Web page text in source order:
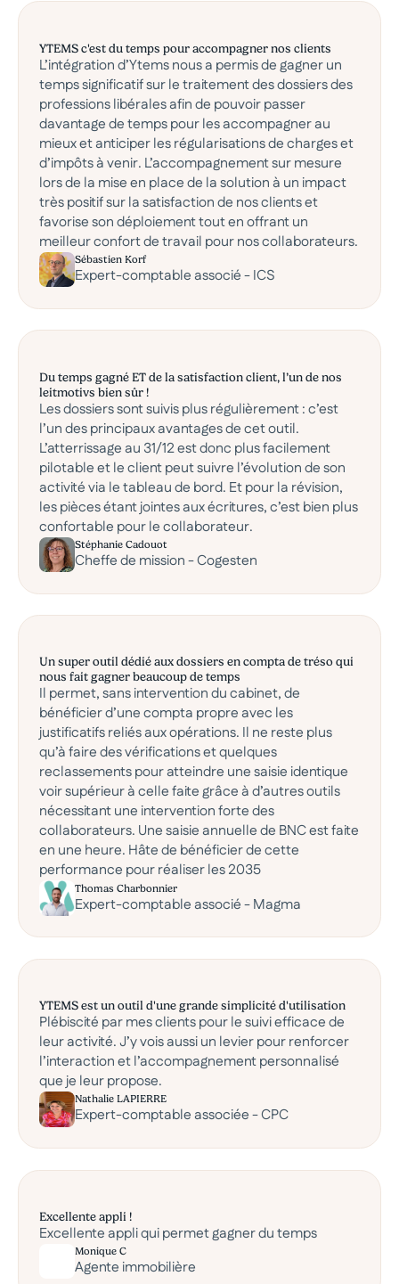
YTEMS c'est du temps pour accompagner nos clients
L’intégration d’Ytems nous a permis de gagner un
temps significatif sur le traitement des dossiers des
professions libérales afin de pouvoir passer
davantage de temps pour les accompagner au
mieux et anticiper les régularisations de charges et
d’impôts à venir. L’accompagnement sur mesure
lors de la mise en place de la solution à un impact
très positif sur la satisfaction de nos clients et
favorise son déploiement tout en offrant un
meilleur confort de travail pour nos collaborateurs.
Sébastien Korf
Expert-comptable associé - ICS
Du temps gagné ET de la satisfaction client, l’un de nos
leitmotivs bien sûr !
Les dossiers sont suivis plus régulièrement : c’est
l’un des principaux avantages de cet outil.
L’atterrissage au 31/12 est donc plus facilement
pilotable et le client peut suivre l’évolution de son
activité via le tableau de bord. Et pour la révision,
les pièces étant jointes aux écritures, c’est bien plus
confortable pour le collaborateur.
Stéphanie Cadouot
Cheffe de mission - Cogesten
Un super outil dédié aux dossiers en compta de tréso qui
nous fait gagner beaucoup de temps
Il permet, sans intervention du cabinet, de
bénéficier d’une compta propre avec les
justificatifs reliés aux opérations. Il ne reste plus
qu’à faire des vérifications et quelques
reclassements pour atteindre une saisie identique
voir supérieur à celle faite grâce à d’autres outils
nécessitant une intervention forte des
collaborateurs. Une saisie annuelle de BNC est faite
en une heure. Hâte de bénéficier de cette
performance pour réaliser les 2035
Thomas Charbonnier
Expert-comptable associé - Magma
YTEMS est un outil d'une grande simplicité d'utilisation
Plébiscité par mes clients pour le suivi efficace de
leur activité. J’y vois aussi un levier pour renforcer
l’interaction et l’accompagnement personnalisé
que je leur propose.
Nathalie LAPIERRE
Expert-comptable associée - CPC
Excellente appli !
Excellente appli qui permet gagner du temps
Monique C
Agente immobilière